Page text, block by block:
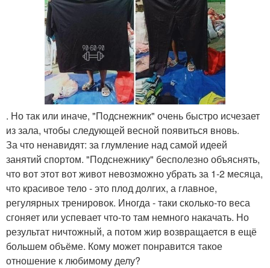
. Но так или иначе, "Подснежник" очень быстро исчезает
из зала, чтобы следующей весной появиться вновь.
За что ненавидят: за глумление над самой идеей
занятий спортом. "Подснежнику" бесполезно объяснять,
что вот этот вот живот невозможно убрать за 1-2 месяца,
что красивое тело - это плод долгих, а главное,
регулярных тренировок. Иногда - таки сколько-то веса
сгоняет или успевает что-то там немного накачать. Но
результат ничтожный, а потом жир возвращается в ещё
большем объёме. Кому может понравится такое
отношение к любимому делу?